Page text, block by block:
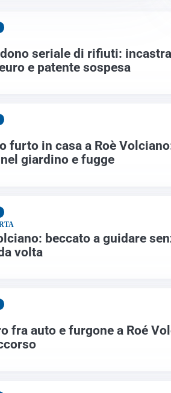
seriale di rifiuti:
e patente sospesa
furto in casa a Roè
nel giardino e fugge
beccato a guidare
volta
fra auto e furgone a Roé